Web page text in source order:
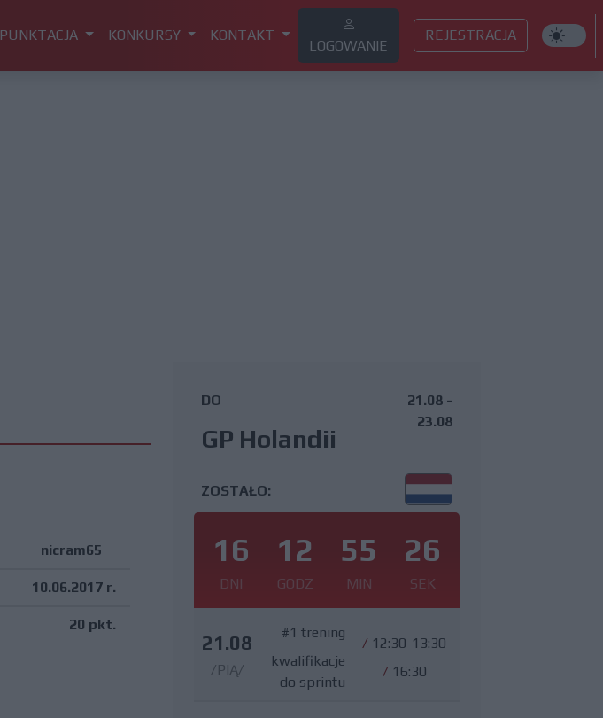
PUNKTACJA KONKURSY KONTAKT
LOGOWANIE
REJESTRACJA
nicram65
10.06.2017 r.
20 pkt.
DO
GP Holandii
21.08 -
23.08
ZOSTAŁO:
16
DNI
12
GODZ
55
MIN
24
SEK
21.08
/PIĄ/
#1 trening
kwalifikacje
do sprintu
/ 12:30-13:30
/ 16:30